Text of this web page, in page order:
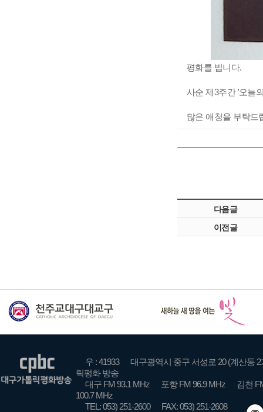
평화를 빕니다.
사순 제3주간 '오늘
많은 애청을 부탁드
다음글
이전글
우 : 41933
대구광역시 중구 서성로 20 (계산동 2
릭평화 방송
대구 FM 93.1 MHz
포항 FM 96.9 MHz
김천
100.7 MHz
TEL: 053) 251-2600
FAX: 053) 251-2608